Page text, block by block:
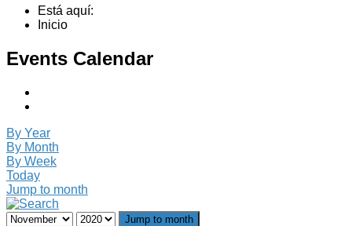
Está aquí:
Inicio
Events Calendar
By Year
By Month
By Week
Today
Jump to month
Jump to month